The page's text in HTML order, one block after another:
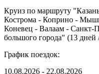
Круиз по маршруту
Кострома - Коприно -
Коневец - Валаам - Санкт-
большого города" (13 дней
График поездок:
10.08.2026 - 22.08.2026